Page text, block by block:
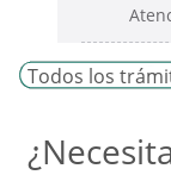
Todos los